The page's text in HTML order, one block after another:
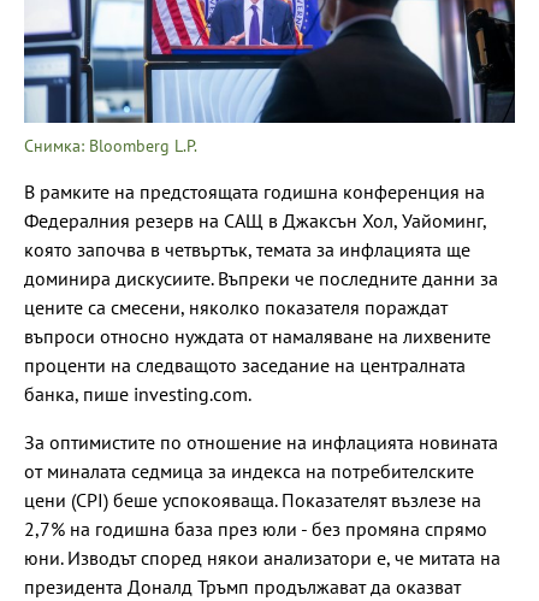
Снимка: Bloomberg L.P.
В рамките на предстоящата годишна конференция на
Федералния резерв на САЩ в Джаксън Хол, Уайоминг,
която започва в четвъртък, темата за инфлацията ще
доминира дискусиите. Въпреки че последните данни за
цените са смесени, няколко показателя пораждат
въпроси относно нуждата от намаляване на лихвените
проценти на следващото заседание на централната
банка, пише investing.com.
За оптимистите по отношение на инфлацията новината
от миналата седмица за индекса на потребителските
цени (CPI) беше успокояваща. Показателят възлезе на
2,7% на годишна база през юли - без промяна спрямо
юни. Изводът според някои анализатори е, че митата на
президента Доналд Тръмп продължават да оказват